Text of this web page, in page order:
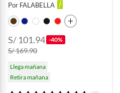
Por FALABELLA
S/ 101.94 -40%
S/ 169.90
Llega mañana
Retira mañana